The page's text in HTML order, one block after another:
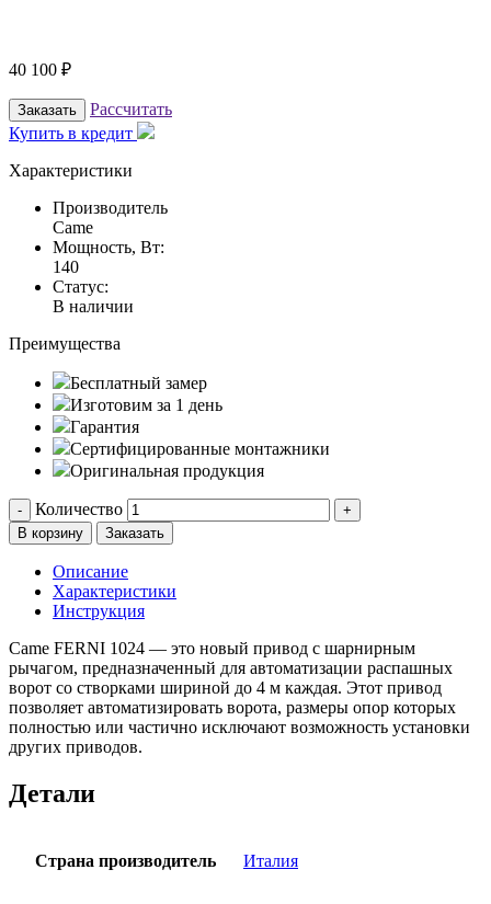
40 100 ₽
Заказать
Рассчитать
Купить в кредит
Характеристики
Производитель
Came
Мощность, Вт:
140
Статус:
В наличии
Преимущества
Бесплатный замер
Изготовим за 1 день
Гарантия
Сертифицированные монтажники
Оригинальная продукция
- Количество
+
В корзину
Заказать
Описание
Характеристики
Инструкция
Came FERNI 1024 — это новый привод с шарнирным
рычагом, предназначенный для автоматизации распашных
ворот со створками шириной до 4 м каждая. Этот привод
позволяет автоматизировать ворота, размеры опор которых
полностью или частично исключают возможность установки
других приводов.
Детали
Страна производитель Италия